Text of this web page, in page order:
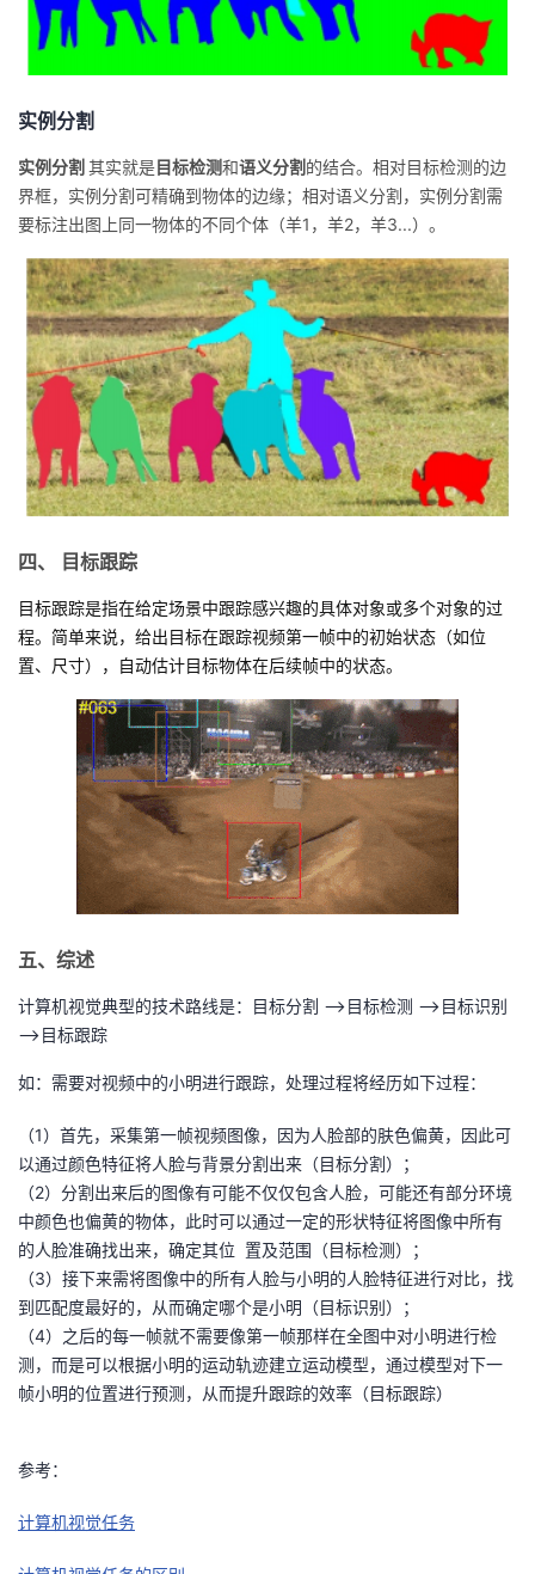
实例分割
实例分割 其实就是目标检测和语义分割 的结合。相对目标检测的边
界框，实例分割可精确到物体的边缘；相对语义分割，实例分割需
要标注出图上同一物体的不同个体（羊1，羊2，羊3...）。
四、 目标跟踪
目标跟踪是指在给定场景中跟踪感兴趣的具体对象或多个对象的过
程。简单来说，给出目标在跟踪视频第一帧中的初始状态（如位
置、尺寸），自动估计目标物体在后续帧中的状态。
五、综述
计算机视觉典型的技术路线是：目标分割 ——>目标检测 ——>目标识别
——>目标跟踪
如：需要对视频中的小明进行跟踪，处理过程将经历如下过程：
（1）首先，采集第一帧视频图像，因为人脸部的肤色偏黄，因此可
以通过颜色特征将人脸与背景分割出来（目标分割）；
（2）分割出来后的图像有可能不仅仅包含人脸，可能还有部分环境
中颜色也偏黄的物体，此时可以通过一定的形状特征将图像中所有
的人脸准确找出来，确定其位 置及范围（目标检测）；
（3）接下来需将图像中的所有人脸与小明的人脸特征进行对比，找
到匹配度最好的，从而确定哪个是小明（目标识别）；
（4）之后的每一帧就不需要像第一帧那样在全图中对小明进行检
测，而是可以根据小明的运动轨迹建立运动模型，通过模型对下一
帧小明的位置进行预测，从而提升跟踪的效率（目标跟踪）
参考：
计算机视觉任务